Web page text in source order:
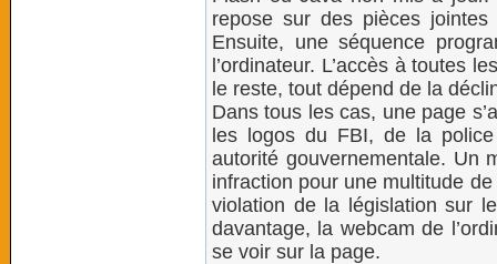
repose sur des pièces
Ensuite, une séquence
l’ordinateur. L’accès à toutes
le reste, tout dépend de la
Dans tous les cas, une page
les logos du FBI, de la
autorité gouvernementale. Un
infraction pour une multitude
violation de la législation sur
davantage, la webcam de
se voir sur la page.